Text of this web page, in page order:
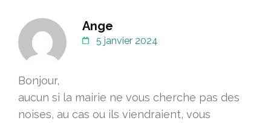
Ange
5 janvier 2024
Bonjour,
aucun si la mairie ne vous cherche pas des
noises, au cas ou ils viendraient, vous